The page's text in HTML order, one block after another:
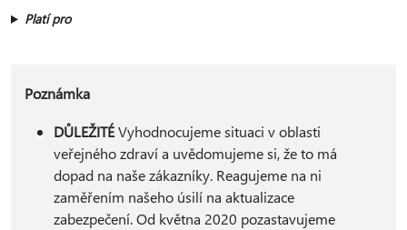
Platí pro
Poznámka
DŮLEŽITÉVyhodnocujeme situaci v oblasti
veřejného zdraví a uvědomujeme si, že to má
dopad na naše zákazníky. Reagujeme na ni
zaměřením našeho úsilí na aktualizace
zabezpečení. Od května 2020 pozastavujeme